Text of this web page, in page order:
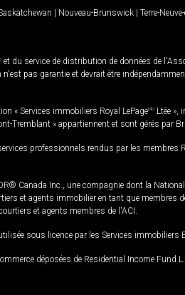
Nouveau-Brunswick Terre-
et du service de distribution de données de
pas garantie et devrait être
« Services immobiliers Royal LePageMD Ltée »,
Tremblant » appartiennent et sont gérés par
professionnels rendus par les membres
Canada Inc., une compagnie dont la
et agents immobilier en tant que
et agents membres de l'ACI.
sous licence par les Services immobiliers
déposées de Residential Income